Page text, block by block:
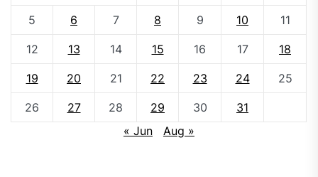
5 6 7 8 9 10 11
12 13 14 15 16 17 18
19 20 21 22 23 24 25
26 27 28 29 30
31
« Jun
Aug »